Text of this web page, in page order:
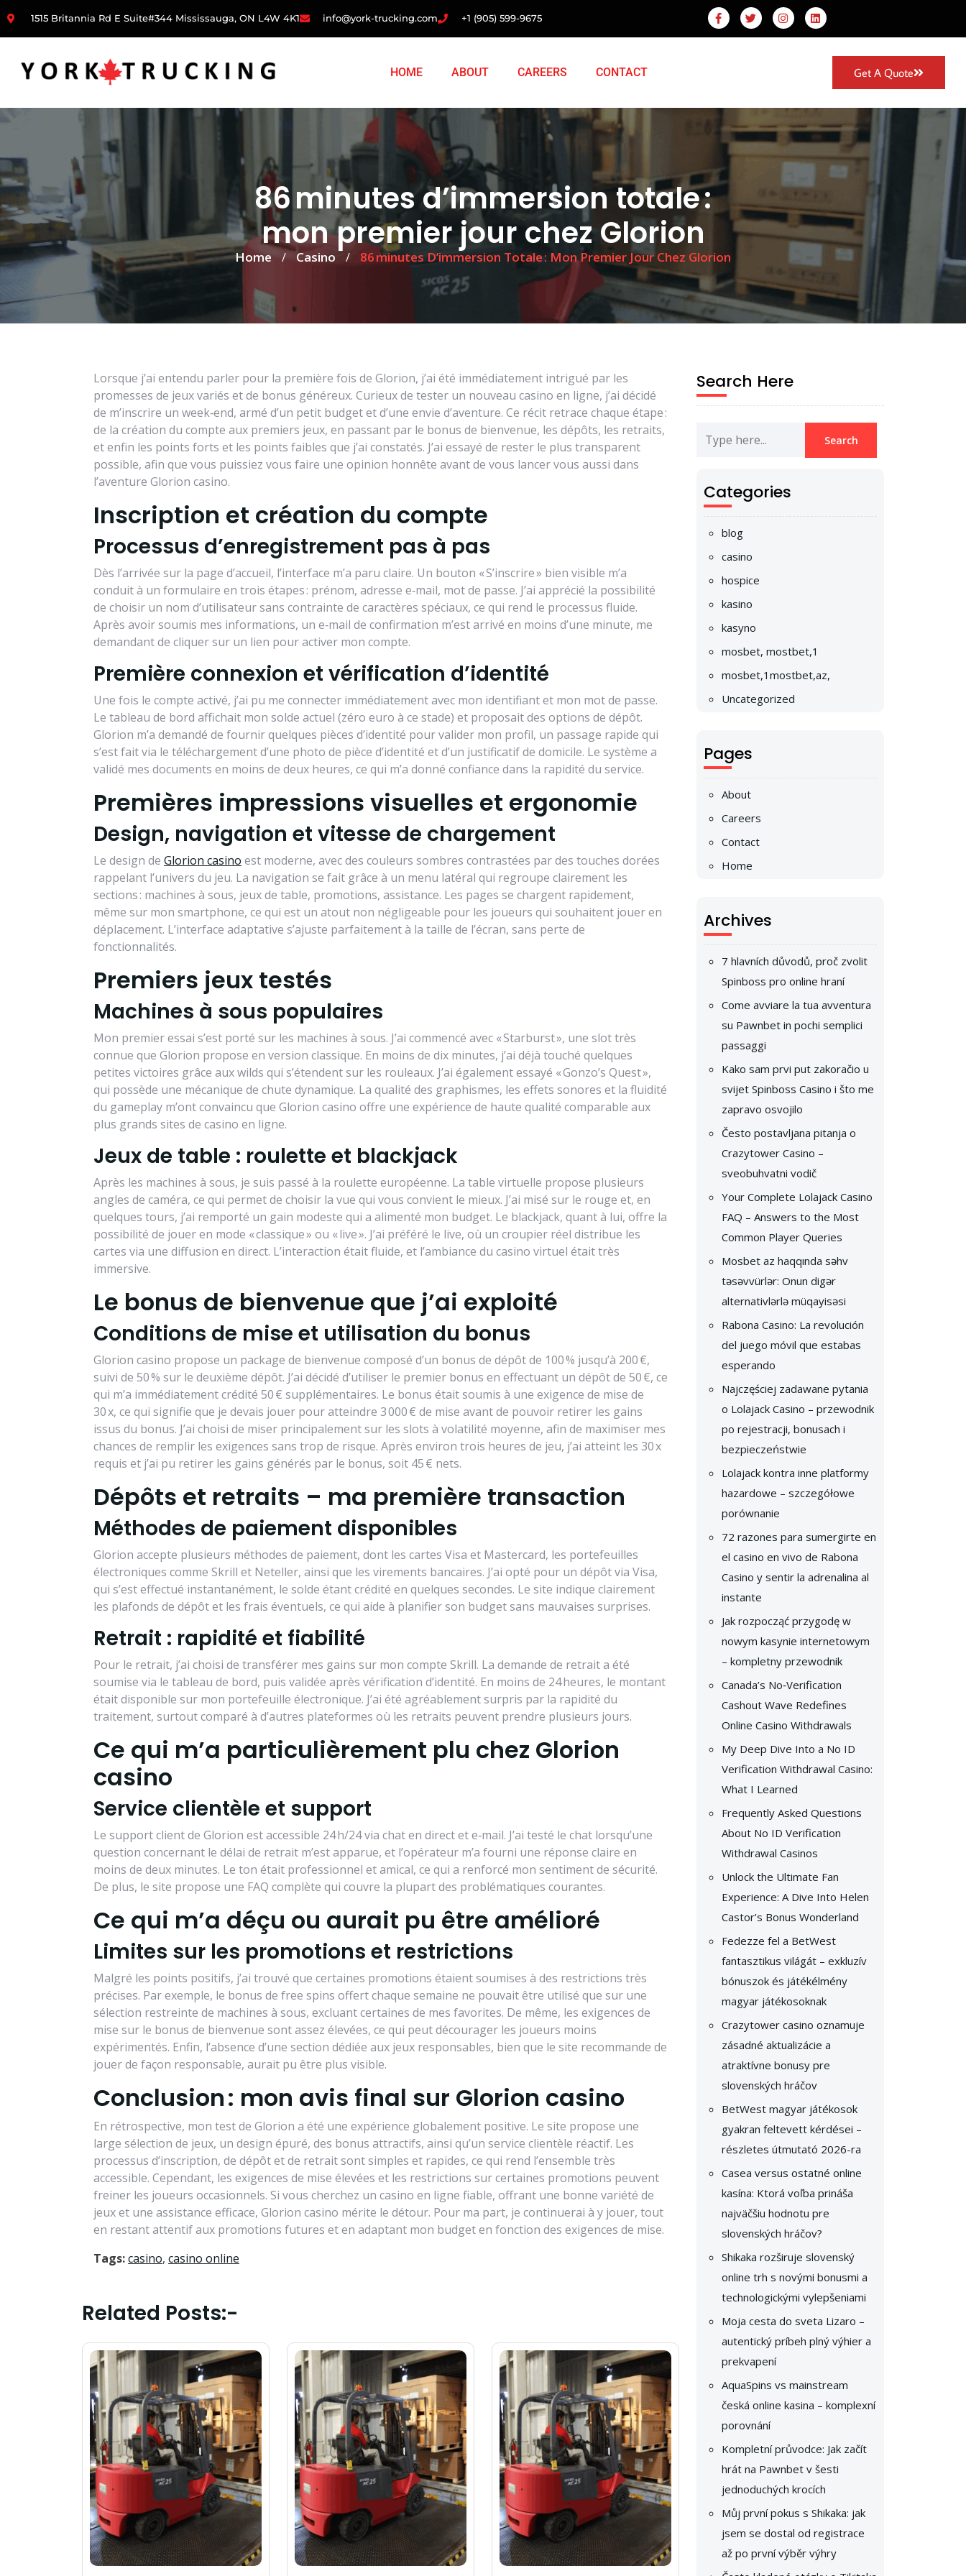
1515 Britannia Rd E Suite#344 Mississauga, ON L4W 4K1 info@york-trucking.com +1 (905) 599-9675
HOME ABOUT CAREERS CONTACT Get A Quote
86 minutes d’immersion totale :
mon premier jour chez Glorion
Home / Casino / 86 Minutes D’immersion Totale : Mon Premier Jour Chez Glorion
Lorsque j’ai entendu parler pour la première fois de Glorion, j’ai été immédiatement intrigué par les
promesses de jeux variés et de bonus généreux. Curieux de tester un nouveau casino en ligne, j’ai décidé
de m’inscrire un week‑end, armé d’un petit budget et d’une envie d’aventure. Ce récit retrace chaque étape :
de la création du compte aux premiers jeux, en passant par le bonus de bienvenue, les dépôts, les retraits,
et enfin les points forts et les points faibles que j’ai constatés. J’ai essayé de rester le plus transparent
possible, afin que vous puissiez vous faire une opinion honnête avant de vous lancer vous aussi dans
l’aventure Glorion casino.
Inscription et création du compte
Processus d’enregistrement pas à pas
Dès l’arrivée sur la page d’accueil, l’interface m’a paru claire. Un bouton « S’inscrire » bien visible m’a
conduit à un formulaire en trois étapes : prénom, adresse e‑mail, mot de passe. J’ai apprécié la possibilité
de choisir un nom d’utilisateur sans contrainte de caractères spéciaux, ce qui rend le processus fluide.
Après avoir soumis mes informations, un e‑mail de confirmation m’est arrivé en moins d’une minute, me
demandant de cliquer sur un lien pour activer mon compte.
Première connexion et vérification d’identité
Une fois le compte activé, j’ai pu me connecter immédiatement avec mon identifiant et mon mot de passe.
Le tableau de bord affichait mon solde actuel (zéro euro à ce stade) et proposait des options de dépôt.
Glorion m’a demandé de fournir quelques pièces d’identité pour valider mon profil, un passage rapide qui
s’est fait via le téléchargement d’une photo de pièce d’identité et d’un justificatif de domicile. Le système a
validé mes documents en moins de deux heures, ce qui m’a donné confiance dans la rapidité du service.
Premières impressions visuelles et ergonomie
Design, navigation et vitesse de chargement
Le design de Glorion casino est moderne, avec des couleurs sombres contrastées par des touches dorées
rappelant l’univers du jeu. La navigation se fait grâce à un menu latéral qui regroupe clairement les
sections : machines à sous, jeux de table, promotions, assistance. Les pages se chargent rapidement,
même sur mon smartphone, ce qui est un atout non négligeable pour les joueurs qui souhaitent jouer en
déplacement. L’interface adaptative s’ajuste parfaitement à la taille de l’écran, sans perte de
fonctionnalités.
Premiers jeux testés
Machines à sous populaires
Mon premier essai s’est porté sur les machines à sous. J’ai commencé avec « Starburst », une slot très
connue que Glorion propose en version classique. En moins de dix minutes, j’ai déjà touché quelques
petites victoires grâce aux wilds qui s’étendent sur les rouleaux. J’ai également essayé « Gonzo’s Quest »,
qui possède une mécanique de chute dynamique. La qualité des graphismes, les effets sonores et la fluidité
du gameplay m’ont convaincu que Glorion casino offre une expérience de haute qualité comparable aux
plus grands sites de casino en ligne.
Jeux de table : roulette et blackjack
Après les machines à sous, je suis passé à la roulette européenne. La table virtuelle propose plusieurs
angles de caméra, ce qui permet de choisir la vue qui vous convient le mieux. J’ai misé sur le rouge et, en
quelques tours, j’ai remporté un gain modeste qui a alimenté mon budget. Le blackjack, quant à lui, offre la
possibilité de jouer en mode « classique » ou « live ». J’ai préféré le live, où un croupier réel distribue les
cartes via une diffusion en direct. L’interaction était fluide, et l’ambiance du casino virtuel était très
immersive.
Le bonus de bienvenue que j’ai exploité
Conditions de mise et utilisation du bonus
Glorion casino propose un package de bienvenue composé d’un bonus de dépôt de 100 % jusqu’à 200 €,
suivi de 50 % sur le deuxième dépôt. J’ai décidé d’utiliser le premier bonus en effectuant un dépôt de 50 €, ce
qui m’a immédiatement crédité 50 € supplémentaires. Le bonus était soumis à une exigence de mise de
30 x, ce qui signifie que je devais jouer pour atteindre 3 000 € de mise avant de pouvoir retirer les gains
issus du bonus. J’ai choisi de miser principalement sur les slots à volatilité moyenne, afin de maximiser mes
chances de remplir les exigences sans trop de risque. Après environ trois heures de jeu, j’ai atteint les 30 x
requis et j’ai pu retirer les gains générés par le bonus, soit 45 € nets.
Dépôts et retraits – ma première transaction
Méthodes de paiement disponibles
Glorion accepte plusieurs méthodes de paiement, dont les cartes Visa et Mastercard, les portefeuilles
électroniques comme Skrill et Neteller, ainsi que les virements bancaires. J’ai opté pour un dépôt via Visa,
qui s’est effectué instantanément, le solde étant crédité en quelques secondes. Le site indique clairement
les plafonds de dépôt et les frais éventuels, ce qui aide à planifier son budget sans mauvaises surprises.
Retrait : rapidité et fiabilité
Pour le retrait, j’ai choisi de transférer mes gains sur mon compte Skrill. La demande de retrait a été
soumise via le tableau de bord, puis validée après vérification d’identité. En moins de 24 heures, le montant
était disponible sur mon portefeuille électronique. J’ai été agréablement surpris par la rapidité du
traitement, surtout comparé à d’autres plateformes où les retraits peuvent prendre plusieurs jours.
Ce qui m’a particulièrement plu chez Glorion
casino
Service clientèle et support
Le support client de Glorion est accessible 24 h/24 via chat en direct et e‑mail. J’ai testé le chat lorsqu’une
question concernant le délai de retrait m’est apparue, et l’opérateur m’a fourni une réponse claire en
moins de deux minutes. Le ton était professionnel et amical, ce qui a renforcé mon sentiment de sécurité.
De plus, le site propose une FAQ complète qui couvre la plupart des problématiques courantes.
Ce qui m’a déçu ou aurait pu être amélioré
Limites sur les promotions et restrictions
Malgré les points positifs, j’ai trouvé que certaines promotions étaient soumises à des restrictions très
précises. Par exemple, le bonus de free spins offert chaque semaine ne pouvait être utilisé que sur une
sélection restreinte de machines à sous, excluant certaines de mes favorites. De même, les exigences de
mise sur le bonus de bienvenue sont assez élevées, ce qui peut décourager les joueurs moins
expérimentés. Enfin, l’absence d’une section dédiée aux jeux responsables, bien que le site recommande de
jouer de façon responsable, aurait pu être plus visible.
Conclusion : mon avis final sur Glorion casino
En rétrospective, mon test de Glorion a été une expérience globalement positive. Le site propose une
large sélection de jeux, un design épuré, des bonus attractifs, ainsi qu’un service clientèle réactif. Les
processus d’inscription, de dépôt et de retrait sont simples et rapides, ce qui rend l’ensemble très
accessible. Cependant, les exigences de mise élevées et les restrictions sur certaines promotions peuvent
freiner les joueurs occasionnels. Si vous cherchez un casino en ligne fiable, offrant une bonne variété de
jeux et une assistance efficace, Glorion casino mérite le détour. Pour ma part, je continuerai à y jouer, tout
en restant attentif aux promotions futures et en adaptant mon budget en fonction des exigences de mise.
Tags:casino, casino online
Related Posts:-
Search Here
Categories
blog
casino
hospice
kasino
kasyno
mosbet, mostbet,1
mosbet,1mostbet,az,
Uncategorized
Pages
About
Careers
Contact
Home
Archives
7 hlavních důvodů, proč zvolit
Spinboss pro online hraní
Come avviare la tua avventura
su Pawnbet in pochi semplici
passaggi
Kako sam prvi put zakoračio u
svijet Spinboss Casino i što me
zapravo osvojilo
Često postavljana pitanja o
Crazytower Casino –
sveobuhvatni vodič
Your Complete Lolajack Casino
FAQ – Answers to the Most
Common Player Queries
Mosbet az haqqında səhv
təsəvvürlər: Onun digər
alternativlərlə müqayisəsi
Rabona Casino: La revolución
del juego móvil que estabas
esperando
Najczęściej zadawane pytania
o Lolajack Casino – przewodnik
po rejestracji, bonusach i
bezpieczeństwie
Lolajack kontra inne platformy
hazardowe – szczegółowe
porównanie
72 razones para sumergirte en
el casino en vivo de Rabona
Casino y sentir la adrenalina al
instante
Jak rozpocząć przygodę w
nowym kasynie internetowym
– kompletny przewodnik
Canada’s No‑Verification
Cashout Wave Redefines
Online Casino Withdrawals
My Deep Dive Into a No ID
Verification Withdrawal Casino:
What I Learned
Frequently Asked Questions
About No ID Verification
Withdrawal Casinos
Unlock the Ultimate Fan
Experience: A Dive Into Helen
Castor’s Bonus Wonderland
Fedezze fel a BetWest
fantasztikus világát – exkluzív
bónuszok és játékélmény
magyar játékosoknak
Crazytower casino oznamuje
zásadné aktualizácie a
atraktívne bonusy pre
slovenských hráčov
BetWest magyar játékosok
gyakran feltevett kérdései –
részletes útmutató 2026-ra
Casea versus ostatné online
kasína: Ktorá voľba prináša
najväčšiu hodnotu pre
slovenských hráčov?
Shikaka rozširuje slovenský
online trh s novými bonusmi a
technologickými vylepšeniami
Moja cesta do sveta Lizaro –
autentický príbeh plný výhier a
prekvapení
AquaSpins vs mainstream
česká online kasina – komplexní
porovnání
Kompletní průvodce: Jak začít
hrát na Pawnbet v šesti
jednoduchých krocích
Můj první pokus s Shikaka: jak
jsem se dostal od registrace
až po první výběr výhry